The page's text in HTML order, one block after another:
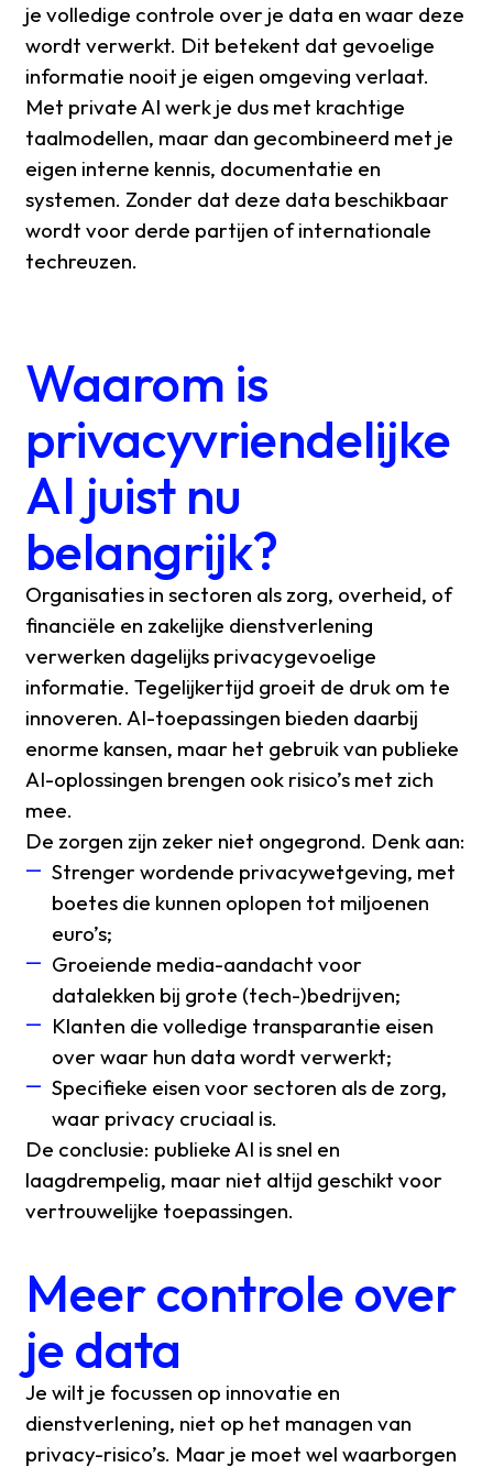
je volledige controle over je data en waar deze
wordt verwerkt. Dit betekent dat gevoelige
informatie nooit je eigen omgeving verlaat.
Met private AI werk je dus met krachtige
taalmodellen, maar dan gecombineerd met je
eigen interne kennis, documentatie en
systemen. Zonder dat deze data beschikbaar
wordt voor derde partijen of internationale
techreuzen.
Waarom is
privacyvriendelijke
AI juist nu
belangrijk?
Organisaties in sectoren als zorg, overheid, of
financiële en zakelijke dienstverlening
verwerken dagelijks privacygevoelige
informatie. Tegelijkertijd groeit de druk om te
innoveren. AI-toepassingen bieden daarbij
enorme kansen, maar het gebruik van publieke
AI-oplossingen brengen ook risico’s met zich
mee.
De zorgen zijn zeker niet ongegrond. Denk aan:
Strenger wordende privacywetgeving, met
boetes die kunnen oplopen tot miljoenen
euro’s;
Groeiende media-aandacht voor
datalekken bij grote (tech-)bedrijven;
Klanten die volledige transparantie eisen
over waar hun data wordt verwerkt;
Specifieke eisen voor sectoren als de zorg,
waar privacy cruciaal is.
De conclusie: publieke AI is snel en
laagdrempelig, maar niet altijd geschikt voor
vertrouwelijke toepassingen.
Meer controle over
je data
Je wilt je focussen op innovatie en
dienstverlening, niet op het managen van
privacy-risico’s. Maar je moet wel waarborgen